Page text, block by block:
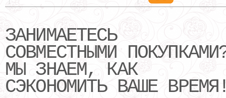
ЗАНИМАЕТЕСЬ
СОВМЕСТНЫМИ
МЫ ЗНАЕМ, КАК
СЭКОНОМИТЬ ВАШЕ